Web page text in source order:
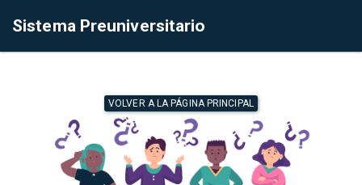
Sistema Preuniversitario
VOLVER A LA PÁGINA PRINCIPAL